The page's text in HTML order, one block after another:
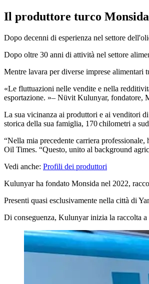
Il produttore turco
Dopo decenni di esperienza nel settore
Dopo oltre 30 anni di attività nel settore
Mentre la­va­ra per diverse im­prese
Le fluttuazioni nelle vendite e nella
esportazione.
– Nüvit Kulunyar, fondatore,
La sua vicinanza ai pro­duttori e ai venditori
storica della sua famiglia, 170 chi­lo­met­ri a
“Nella mia pre­cedente car­ri­era
Oil Times. “Questo, unito al background
Vedi anche: Profili dei produttori
Kulunyar ha fondato Monsida nel 2022,
Presenti quasi es­clusi­va­mente nella città di
Di conseguenza, Kulunyar inizia la raccolta a